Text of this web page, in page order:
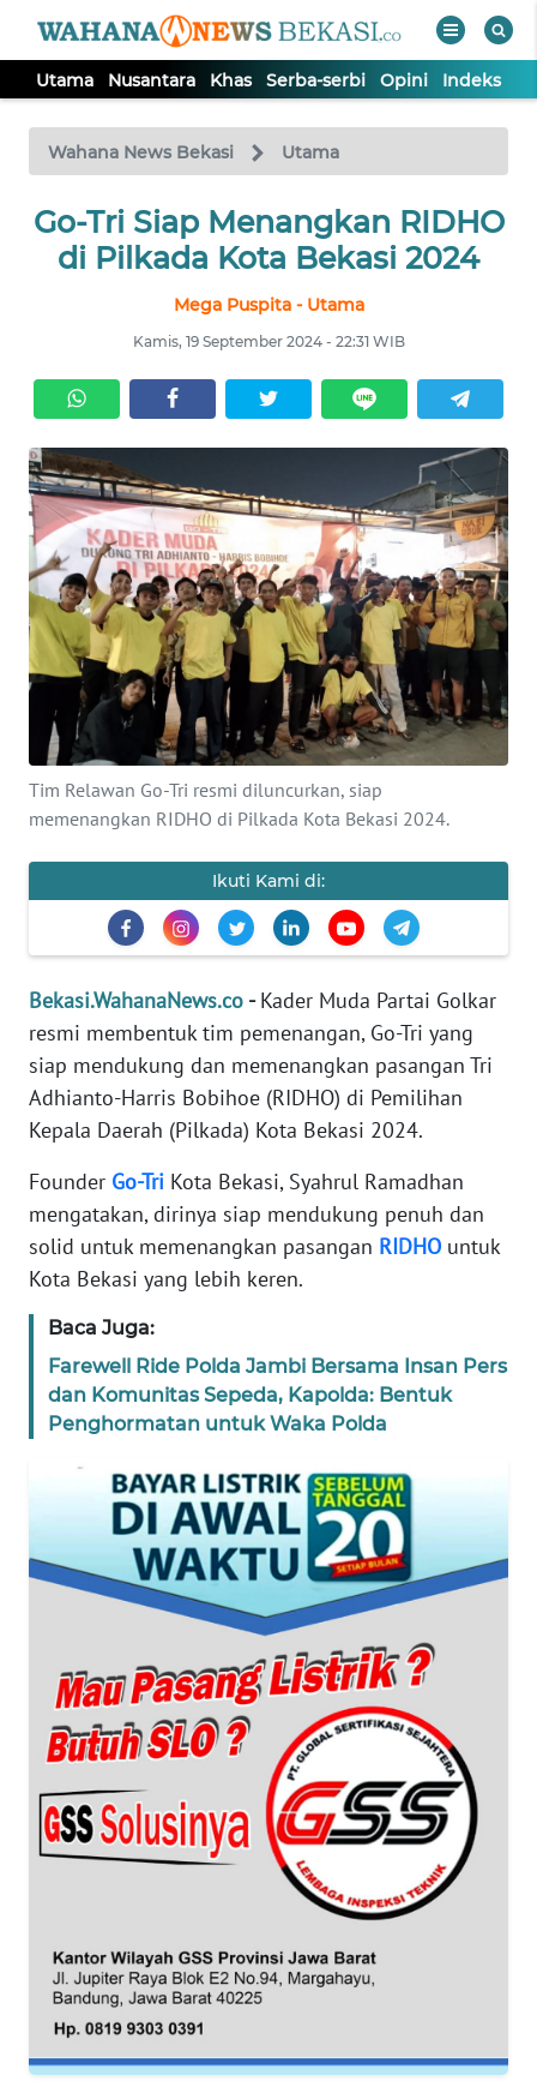
Utama Nusantara Khas Serba-serbi Opini Indeks
Wahana News Bekasi Utama
Go-Tri Siap Menangkan RIDHO
di Pilkada Kota Bekasi 2024
Mega Puspita - Utama
Kamis, 19 September 2024 - 22:31 WIB
Tim Relawan Go-Tri resmi diluncurkan, siap
memenangkan RIDHO di Pilkada Kota Bekasi 2024.
Ikuti Kami di:
Bekasi.WahanaNews.co -Kader Muda Partai Golkar
resmi membentuk tim pemenangan, Go-Tri yang
siap mendukung dan memenangkan pasangan Tri
Adhianto-Harris Bobihoe (RIDHO) di Pemilihan
Kepala Daerah (Pilkada) Kota Bekasi 2024.
Founder Go-Tri Kota Bekasi, Syahrul Ramadhan
mengatakan, dirinya siap mendukung penuh dan
solid untuk memenangkan pasangan RIDHO untuk
Kota Bekasi yang lebih keren.
Baca Juga:
Farewell Ride Polda Jambi Bersama Insan Pers
dan Komunitas Sepeda, Kapolda: Bentuk
Penghormatan untuk Waka Polda
TV
Tutup
UTAMA
SERBA-
SERBI
OPINI
Informasi
INDEKS
BERITA
KONTAK
KAMI
IKLAN
TENTANG
MEDIA
SIBER
REDAKSI
DISCLAIMER
Wahana
News
Regional
WN
SUMUT
WN
JABAR
BANTEN
WN
WN
KEPRI
PAPUA
WN
PAPUA
BARAT